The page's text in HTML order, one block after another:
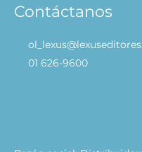
Contáctanos
01 626-9600